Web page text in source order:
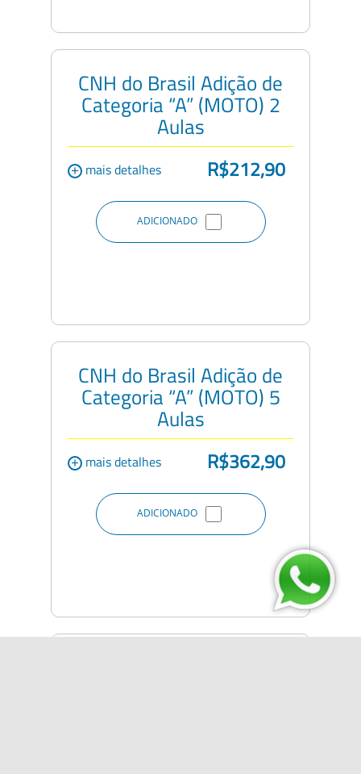
CNH do Brasil Adição de
Categoria “A” (MOTO) 2
Aulas
+ mais detalhes R$212,90
ADICIONADO
CNH do Brasil Adição de
Categoria “A” (MOTO) 5
Aulas
+ mais detalhes R$362,90
ADICIONADO